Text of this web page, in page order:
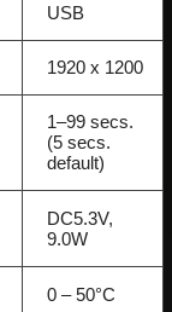
USB
1920 x 1200
1–99 secs.
(5 secs.
default)
DC5.3V,
9.0W
0 – 50°C